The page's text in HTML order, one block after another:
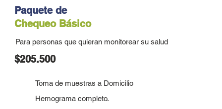
Paquete de
Chequeo Básico
Para personas que quieran monitorear su salud
$205.500
Toma de muestras a Domicilio
Hemograma completo.